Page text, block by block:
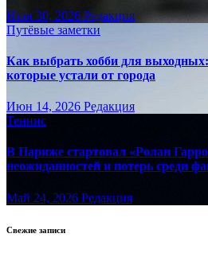
Июн 30, 2026 Редакция
Путёвые заметки
Как выбрать хобби для
которые устали от города
Июн 14, 2026 Редакция
Теннис
В Париже стартовал «Ролан
неожиданностей и потерь среди
Май 24, 2026 Редакция
Свежие записи